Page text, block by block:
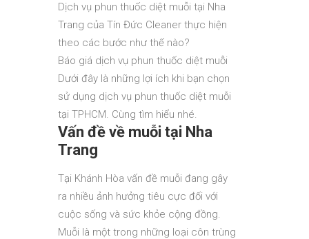
Dịch vụ phun thuốc diệt muỗi tại Nha
Trang của Tín Đức Cleaner thực hiện
theo các bước như thế nào?
Báo giá dịch vụ phun thuốc diệt muỗi
Dưới đây là những lợi ích khi bạn chọn
sử dụng dịch vụ phun thuốc diệt muỗi
tại TPHCM. Cùng tìm hiểu nhé.
Vấn đề về muỗi tại Nha
Trang
Tại Khánh Hòa vấn đề muỗi đang gây
ra nhiều ảnh hưởng tiêu cực đối với
cuộc sống và sức khỏe cộng đồng.
Muỗi là một trong những loại côn trùng